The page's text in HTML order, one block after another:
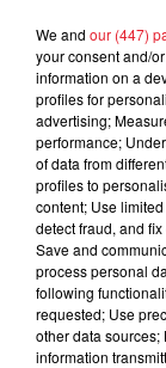
We and our (447)
your consent and/
information on a
profiles for
advertising;
performance;
of data from
profiles to
content; Use
detect fraud, and
Save and
process personal
following
requested; Use
other data sources;
information